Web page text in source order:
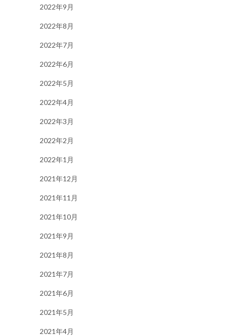
2022年9月
2022年8月
2022年7月
2022年6月
2022年5月
2022年4月
2022年3月
2022年2月
2022年1月
2021年12月
2021年11月
2021年10月
2021年9月
2021年8月
2021年7月
2021年6月
2021年5月
2021年4月